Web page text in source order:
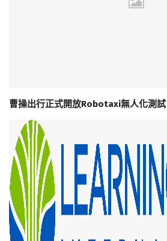
曹操出行正式開放Robotaxi無人化測試